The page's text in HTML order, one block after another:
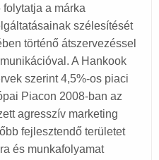
a márka
szélesítését
történő átszervezéssel
A Hankook
szerint 4,5%-os piaci
Piacon 2008-ban az
agresszív marketing
fejlesztendő területet
és munkafolyamat